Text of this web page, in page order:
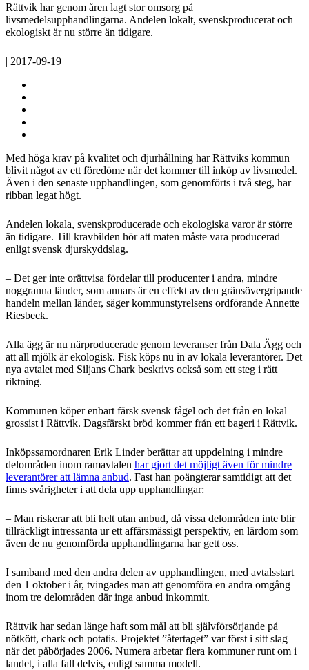
Rättvik har genom åren lagt stor omsorg på
livsmedelsupphandlingarna. Andelen lokalt, svenskproducerat och
ekologiskt är nu större än tidigare.
| 2017-09-19
Med höga krav på kvalitet och djurhållning har Rättviks kommun
blivit något av ett föredöme när det kommer till inköp av livsmedel.
Även i den senaste upphandlingen, som genomförts i två steg, har
ribban legat högt.
Andelen lokala, svenskproducerade och ekologiska varor är större
än tidigare. Till kravbilden hör att maten måste vara producerad
enligt svensk djurskyddslag.
– Det ger inte orättvisa fördelar till producenter i andra, mindre
noggranna länder, som annars är en effekt av den gränsövergripande
handeln mellan länder, säger kommunstyrelsens ordförande Annette
Riesbeck.
Alla ägg är nu närproducerade genom leveranser från Dala Ägg och
att all mjölk är ekologisk. Fisk köps nu in av lokala leverantörer. Det
nya avtalet med Siljans Chark beskrivs också som ett steg i rätt
riktning.
Kommunen köper enbart färsk svensk fågel och det från en lokal
grossist i Rättvik. Dagsfärskt bröd kommer från ett bageri i Rättvik.
Inköpssamordnaren Erik Linder berättar att uppdelning i mindre
delområden inom ramavtalen har gjort det möjligt även för mindre
leverantörer att lämna anbud. Fast han poängterar samtidigt att det
finns svårigheter i att dela upp upphandlingar:
– Man riskerar att bli helt utan anbud, då vissa delområden inte blir
tillräckligt intressanta ur ett affärsmässigt perspektiv, en lärdom som
även de nu genomförda upphandlingarna har gett oss.
I samband med den andra delen av upphandlingen, med avtalsstart
den 1 oktober i år, tvingades man att genomföra en andra omgång
inom tre delområden där inga anbud inkommit.
Rättvik har sedan länge haft som mål att bli självförsörjande på
nötkött, chark och potatis. Projektet ”återtaget” var först i sitt slag
när det påbörjades 2006. Numera arbetar flera kommuner runt om i
landet, i alla fall delvis, enligt samma modell.